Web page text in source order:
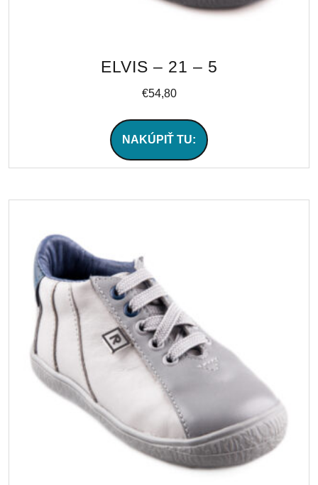
ELVIS – 21 – 5
€54,80
NAKÚPIŤ TU: